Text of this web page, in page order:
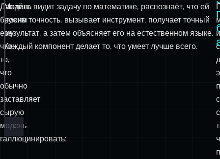
Давайте
бросим
ему
что-
то,
что
обычно
заставляет
сырую
модель
галлюцинировать:
import { anthropic } from '@ai-sdk/anthropic';
model
prompt: 'Вычисли 18472 × 9347, раздели на 127,
// Разрешаем до пяти
console.
Модель видит задачу по математике, распознаёт, что ей
нужна точность, вызывает инструмент, получает точный
результат, а затем объясняет его на естественном языке.
Каждый компонент делает то, что умеет лучше всего.
с